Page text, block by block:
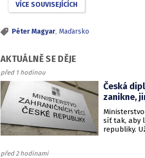
VÍCE SOUVISEJÍCÍCH
Péter Magyar, Maďarsko
AKTUÁLNĚ SE DĚJE
před 1 hodinou
Česká
zanikne,
síť tak, aby
republiky.
před 2 hodinami